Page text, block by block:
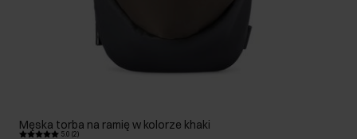
Męska torba na ramię w kolorze khaki
5.0 (2)